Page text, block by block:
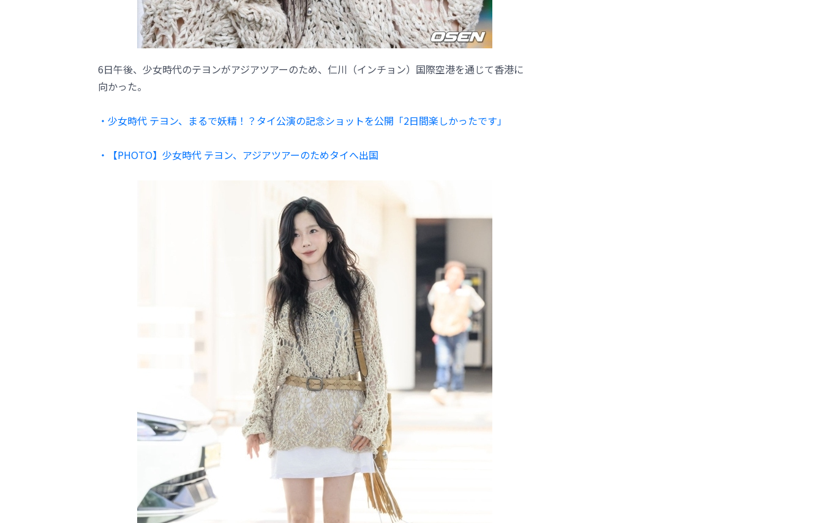
6日午後、少女時代のテヨンがアジアツアーのため、仁川（インチョン）国際空港を通じて香港に
向かった。
・少女時代 テヨン、まるで妖精！？タイ公演の記念ショットを公開「2日間楽しかったです」
・【PHOTO】少女時代 テヨン、アジアツアーのためタイへ出国